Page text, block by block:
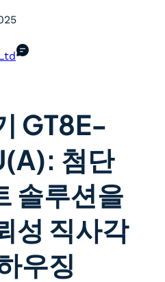
GT8E-
첨단
솔루션을
성 직사각
우징